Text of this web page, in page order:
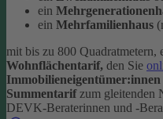
ein
ein Mehrfamilienhaus
mit bis zu 800
Wohnflächentarif, den Sie
Immobilieneigentümer:innen
Summentarif zum gleitenden
DEVK-Beraterinnen und -